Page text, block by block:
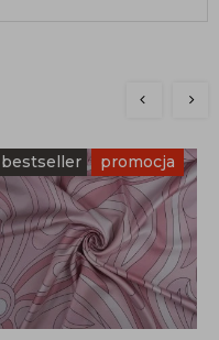
bestseller promocja